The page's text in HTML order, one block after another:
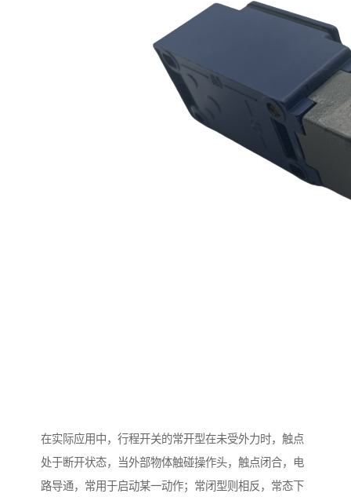
在实际应用中，行程开关的常开型在未受外力时，触点
处于断开状态，当外部物体触碰操作头，触点闭合，电
路导通，常用于启动某一动作；常闭型则相反，常态下